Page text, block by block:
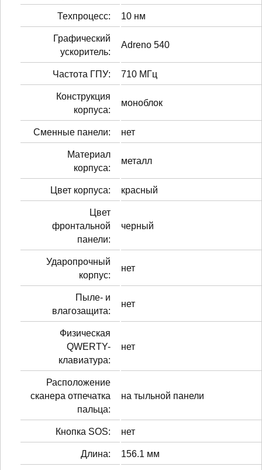
Техпроцесс: 10 нм
Графический
ускоритель:
Adreno 540
Частота ГПУ: 710 МГц
Конструкция
корпуса:
моноблок
Сменные панели: нет
Материал
корпуса:
металл
Цвет корпуса: красный
Цвет
фронтальной
панели:
черный
Ударопрочный
корпус:
нет
Пыле- и
влагозащита:
нет
Физическая
QWERTY-
клавиатура:
нет
Расположение
сканера отпечатка
пальца:
на тыльной панели
Кнопка SOS: нет
Длина: 156.1 мм